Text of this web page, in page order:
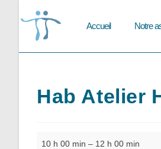
Accueil Notre
Hab Atelier
10 h 00 min – 12 h 00 min